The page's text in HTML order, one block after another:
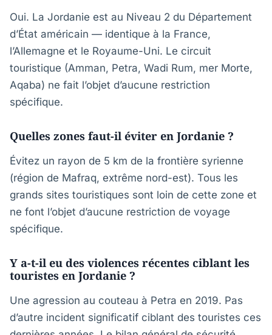
Oui. La Jordanie est au Niveau 2 du Département
d’État américain — identique à la France,
l’Allemagne et le Royaume-Uni. Le circuit
touristique (Amman, Petra, Wadi Rum, mer Morte,
Aqaba) ne fait l’objet d’aucune restriction
spécifique.
Quelles zones faut-il éviter en Jordanie ?
Évitez un rayon de 5 km de la frontière syrienne
(région de Mafraq, extrême nord-est). Tous les
grands sites touristiques sont loin de cette zone et
ne font l’objet d’aucune restriction de voyage
spécifique.
Y a-t-il eu des violences récentes ciblant les
touristes en Jordanie ?
Une agression au couteau à Petra en 2019. Pas
d’autre incident significatif ciblant des touristes ces